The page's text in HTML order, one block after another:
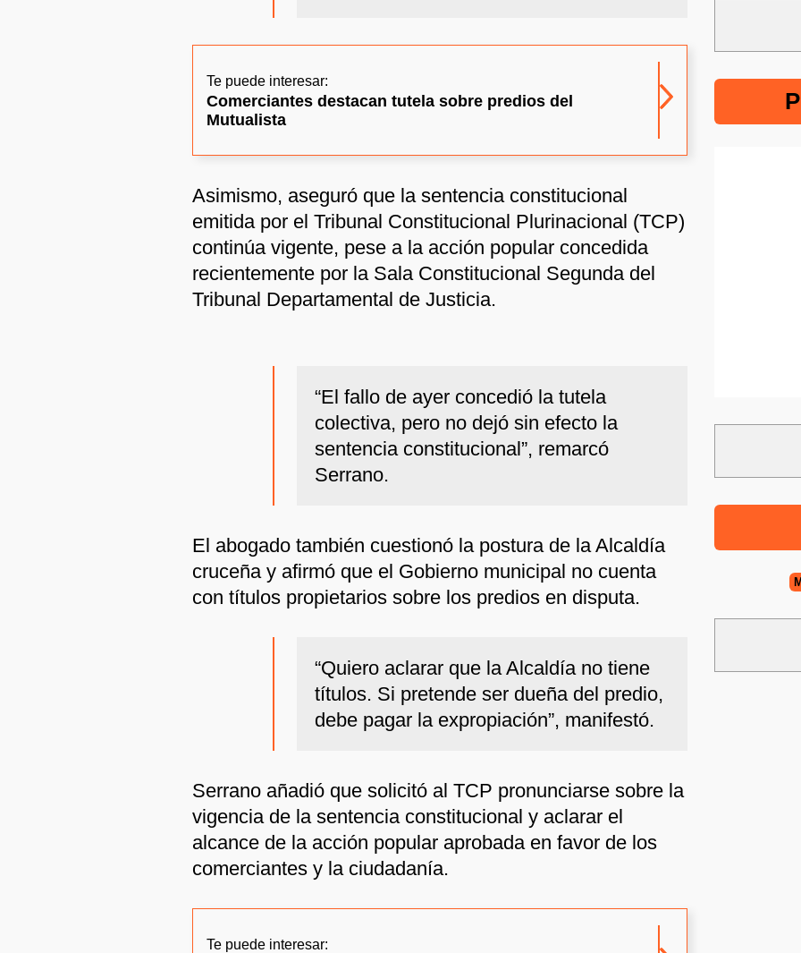
Te puede interesar:
Comerciantes destacan tutela sobre predios del
Mutualista
Asimismo, aseguró que la sentencia constitucional
emitida por el Tribunal Constitucional Plurinacional (TCP)
continúa vigente, pese a la acción popular concedida
recientemente por la Sala Constitucional Segunda del
Tribunal Departamental de Justicia.
“El fallo de ayer concedió la tutela
colectiva, pero no dejó sin efecto la
sentencia constitucional”, remarcó
Serrano.
El abogado también cuestionó la postura de la Alcaldía
cruceña y afirmó que el Gobierno municipal no cuenta
con títulos propietarios sobre los predios en disputa.
“Quiero aclarar que la Alcaldía no tiene
títulos. Si pretende ser dueña del predio,
debe pagar la expropiación”, manifestó.
Serrano añadió que solicitó al TCP pronunciarse sobre la
vigencia de la sentencia constitucional y aclarar el
alcance de la acción popular aprobada en favor de los
comerciantes y la ciudadanía.
Te puede interesar: